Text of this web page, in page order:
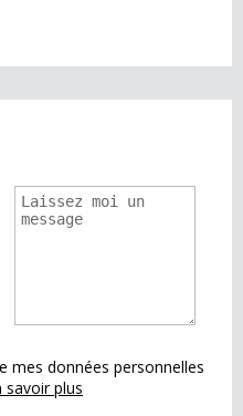
mes données personnelles
savoir plus